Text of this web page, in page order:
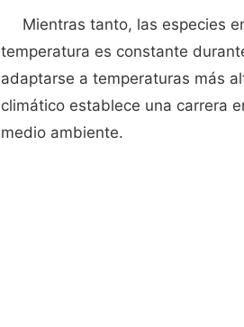
Mientras tanto, las especies
temperatura es constante
adaptarse a temperaturas más
climático establece una carrera
medio ambiente.